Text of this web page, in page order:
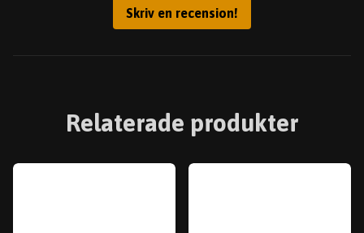
Skriv en recension!
Relaterade produkter